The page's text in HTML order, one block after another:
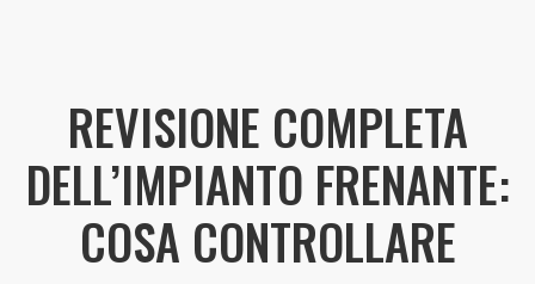
REVISIONE COMPLETA
DELL’IMPIANTO FRENANTE:
COSA CONTROLLARE